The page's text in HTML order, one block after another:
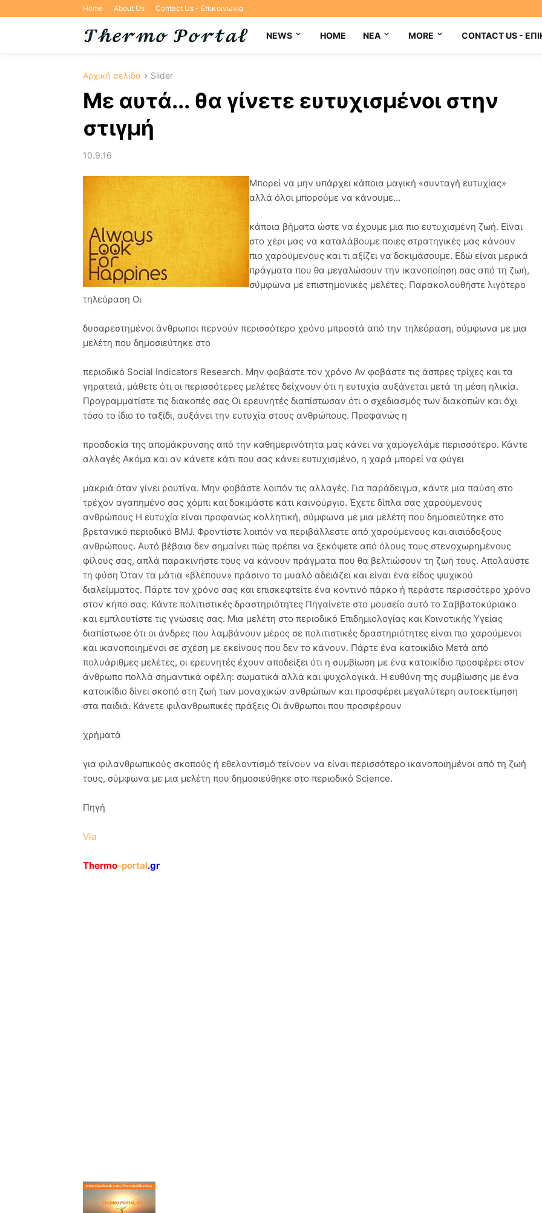
Home About Us Contact Us - Επικοινωνία
NEWS HOME NEA MORE CONTACT US -
Αρχική σελίδα Slider
Με αυτά... θα γίνετε ευτυχισμένοι στην
στιγμή
10.9.16
Μπορεί να μην υπάρχει κάποια μαγική «συνταγή ευτυχίας»
αλλά όλοι μπορούμε να κάνουμε...
κάποια βήματα ώστε να έχουμε μια πιο ευτυχισμένη ζωή. Είναι
στο χέρι μας να καταλάβουμε ποιες στρατηγικές μας κάνουν
πιο χαρούμενους και τι αξίζει να δοκιμάσουμε. Εδώ είναι μερικά
πράγματα που θα μεγαλώσουν την ικανοποίηση σας από τη ζωή,
σύμφωνα με επιστημονικές μελέτες. Παρακολουθήστε λιγότερο
τηλεόραση Οι
δυσαρεστημένοι άνθρωποι περνούν περισσότερο χρόνο μπροστά από την τηλεόραση, σύμφωνα με μια
μελέτη που δημοσιεύτηκε στο
περιοδικό Social Indicators Research. Μην φοβάστε τον χρόνο Αν φοβάστε τις άσπρες τρίχες και τα
γηρατειά, μάθετε ότι οι περισσότερες μελέτες δείχνουν ότι η ευτυχία αυξάνεται μετά τη μέση ηλικία.
Προγραμματίστε τις διακοπές σας Οι ερευνητές διαπίστωσαν ότι ο σχεδιασμός των διακοπών και όχι
τόσο το ίδιο το ταξίδι, αυξάνει την ευτυχία στους ανθρώπους. Προφανώς η
προσδοκία της απομάκρυνσης από την καθημερινότητα μας κάνει να χαμογελάμε περισσότερο. Κάντε
αλλαγές Ακόμα και αν κάνετε κάτι που σας κάνει ευτυχισμένο, η χαρά μπορεί να φύγει
μακριά όταν γίνει ρουτίνα. Μην φοβάστε λοιπόν τις αλλαγές. Για παράδειγμα, κάντε μια παύση στο
τρέχον αγαπημένο σας χόμπι και δοκιμάστε κάτι καινούργιο. Έχετε δίπλα σας χαρούμενους
ανθρώπους Η ευτυχία είναι προφανώς κολλητική, σύμφωνα με μια μελέτη που δημοσιεύτηκε στο
βρετανικό περιοδικό BMJ. Φροντίστε λοιπόν να περιβάλλεστε από χαρούμενους και αισιόδοξους
ανθρώπους. Αυτό βέβαια δεν σημαίνει πώς πρέπει να ξεκόψετε από όλους τους στενοχωρημένους
φίλους σας, απλά παρακινήστε τους να κάνουν πράγματα που θα βελτιώσουν τη ζωή τους. Απολαύστε
τη φύση Όταν τα μάτια «βλέπουν» πράσινο το μυαλό αδειάζει και είναι ένα είδος ψυχικού
διαλείμματος. Πάρτε τον χρόνο σας και επισκεφτείτε ένα κοντινό πάρκο ή περάστε περισσότερο χρόνο
στον κήπο σας. Κάντε πολιτιστικές δραστηριότητες Πηγαίνετε στο μουσείο αυτό το Σαββατοκύριακο
και εμπλουτίστε τις γνώσεις σας. Μια μελέτη στο περιοδικό Επιδημιολογίας και Κοινοτικής Υγείας
διαπίστωσε ότι οι άνδρες που λαμβάνουν μέρος σε πολιτιστικές δραστηριότητες είναι πιο χαρούμενοι
και ικανοποιημένοι σε σχέση με εκείνους που δεν το κάνουν. Πάρτε ένα κατοικίδιο Μετά από
πολυάριθμες μελέτες, οι ερευνητές έχουν αποδείξει ότι η συμβίωση με ένα κατοικίδιο προσφέρει στον
άνθρωπο πολλά σημαντικά οφέλη: σωματικά αλλά και ψυχολογικά. Η ευθύνη της συμβίωσης με ένα
κατοικίδιο δίνει σκοπό στη ζωή των μοναχικών ανθρώπων και προσφέρει μεγαλύτερη αυτοεκτίμηση
στα παιδιά. Κάνετε φιλανθρωπικές πράξεις Οι άνθρωποι που προσφέρουν
χρήματά
για φιλανθρωπικούς σκοπούς ή εθελοντισμό τείνουν να είναι περισσότερο ικανοποιημένοι από τη ζωή
τους, σύμφωνα με μια μελέτη που δημοσιεύθηκε στο περιοδικό Science.
Πηγή
Via
Thermo-portal.gr